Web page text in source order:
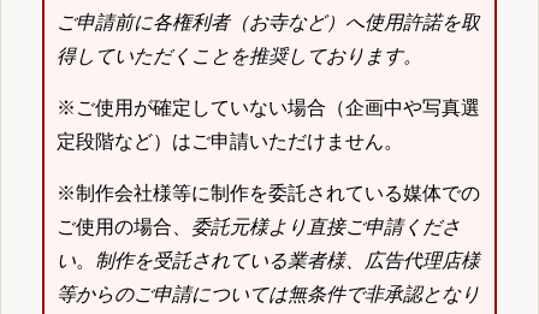
ご申請前に各権利者（お寺など）へ使用許諾を取
得していただくことを推奨しております。
※ご使用が確定していない場合（企画中や写真選
定段階など）はご申請いただけません。
※制作会社様等に制作を委託されている媒体での
ご使用の場合、 委託元様より直接ご申請くださ
い。 制作を受託されている業者様、広告代理店様
等からのご申請については無条件で非承認となり